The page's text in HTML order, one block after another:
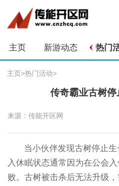
主页 新游动态 热门
主页>热门活动>
传奇霸业古树
来源：传能开区网
当小伙伴发现古树停止
入休眠状态通常因为在公会
败。古树被击杀后无法升级